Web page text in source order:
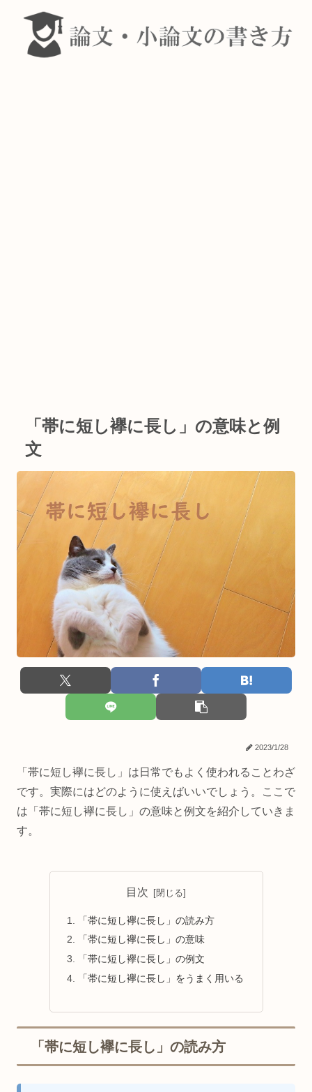
「帯に短し襷に長し」の意味と例
文
2023/1/28
「帯に短し襷に長し」は日常でもよく使われることわざ
です。実際にはどのように使えばいいでしょう。ここで
は「帯に短し襷に長し」の意味と例文を紹介していきま
す。
目次
「帯に短し襷に長し」の読み方
「帯に短し襷に長し」の意味
「帯に短し襷に長し」の例文
「帯に短し襷に長し」をうまく用いる
「帯に短し襷に長し」の読み方